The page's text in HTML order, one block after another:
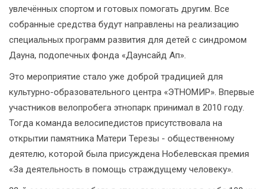
увлечённых спортом и готовых помогать другим. Все
собранные средства будут направлены на реализацию
специальных программ развития для детей с синдромом
Дауна, подопечных фонда «Даунсайд Ап».
Это мероприятие стало уже доброй традицией для
культурно-образовательного центра «ЭТНОМИР». Впервые
участников велопробега этнопарк принимал в 2010 году.
Тогда команда велосипедистов присутствовала на
открытии памятника Матери Терезы - общественному
деятелю, которой была присуждена Нобелевская премия
«За деятельность в помощь страждущему человеку».